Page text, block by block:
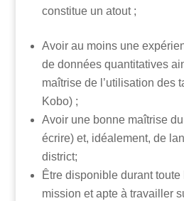
constitue un atout ;
Avoir au moins une
de données quantitatives
maîtrise de l’utilisation des
Kobo) ;
Avoir une bonne maîtrise
écrire) et, idéalement, de
district;
Être disponible durant
mission et apte à travailler